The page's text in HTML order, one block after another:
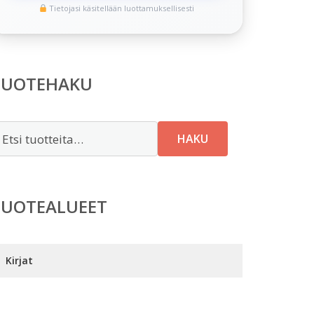
Tietojasi käsitellään luottamuksellisesti
HAKU
Kirjat